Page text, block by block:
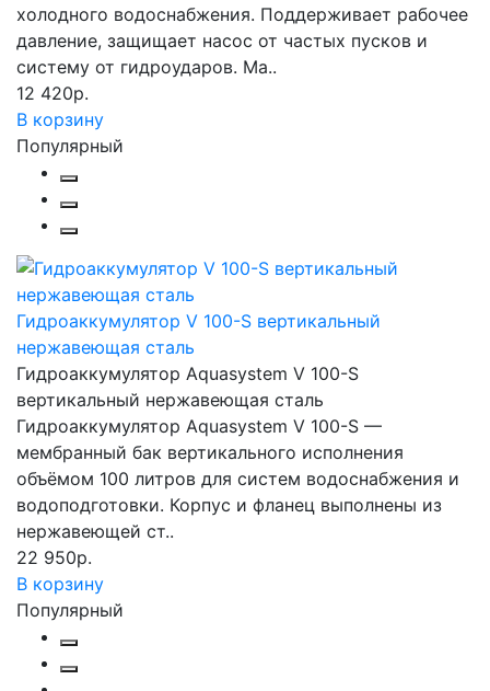
холодного водоснабжения. Поддерживает рабочее
давление, защищает насос от частых пусков и
систему от гидроударов. Ма..
12 420р.
В корзину
Популярный
Гидроаккумулятор V 100-S вертикальный
нержавеющая сталь
Гидроаккумулятор Aquasystem V 100-S
вертикальный нержавеющая сталь
Гидроаккумулятор Aquasystem V 100-S —
мембранный бак вертикального исполнения
объёмом 100 литров для систем водоснабжения и
водоподготовки. Корпус и фланец выполнены из
нержавеющей ст..
22 950р.
В корзину
Популярный